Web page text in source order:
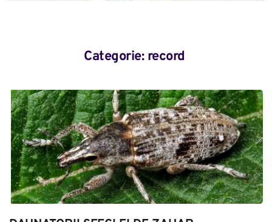
Categorie: record